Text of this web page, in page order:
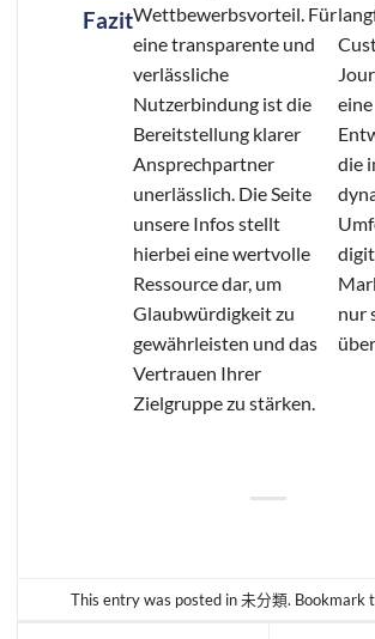
FazitWettbewerbsvorteil. Für
eine transparente und
verlässliche
Nutzerbindung ist die
Bereitstellung klarer
Ansprechpartner
unerlässlich. Die Seite
unsere Infos stellt
hierbei eine wertvolle
Ressource dar, um
Glaubwürdigkeit zu
gewährleisten und das
Vertrauen Ihrer
Zielgruppe zu stärken.
eine
die
nur
This entry was posted in未分類. Bookmark